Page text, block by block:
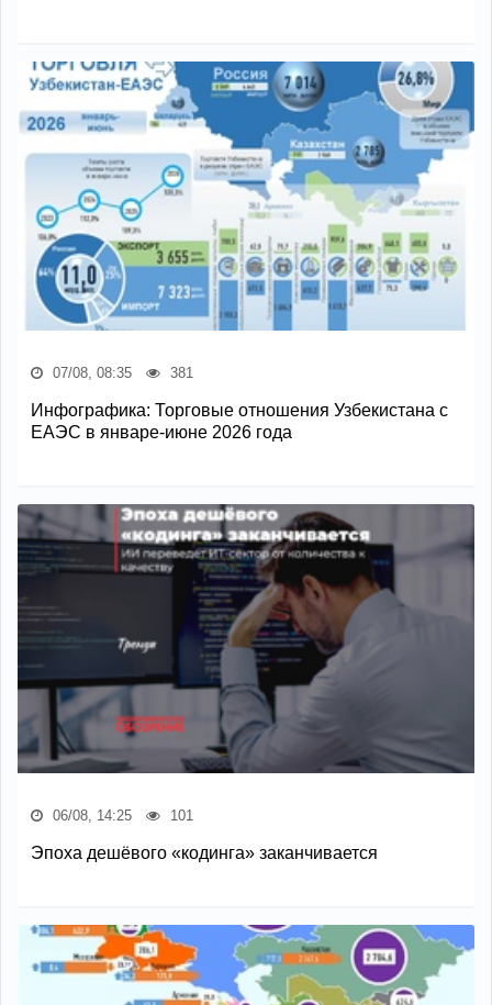
07/08, 08:35 381
Инфографика: Торговые отношения Узбекистана с
ЕАЭС в январе-июне 2026 года
06/08, 14:25 101
Эпоха дешёвого «кодинга» заканчивается